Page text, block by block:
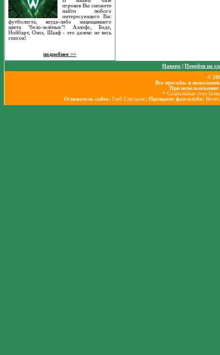
игроков Вы сможете
найти любого
интересующего Вас
футболиста, когда-либо защищавшего
цвета "бело-зелёных"! Аллофс, Боде,
Нойбарт, Озил, Шааф - это далеко не весь
список!
подробнее >>
Наверх |Перейти на
©
Все просьбы и
При использовании
* Социальные сети
Основатель сайта: Глеб Слесарев | Президент фан-клуба: